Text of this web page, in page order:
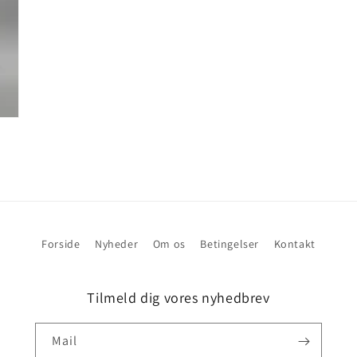
Forside Nyheder Om os Betingelser Kontakt
Tilmeld dig vores nyhedbrev
Mail